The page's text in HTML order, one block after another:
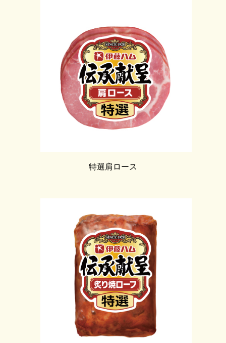
特選肩ロース